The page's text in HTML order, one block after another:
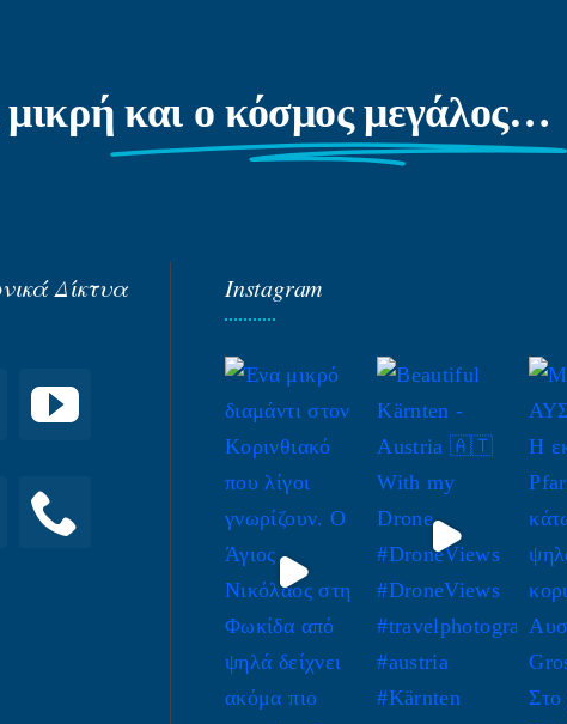
και ο κόσμος μεγάλος…
Δίκτυα Instagram